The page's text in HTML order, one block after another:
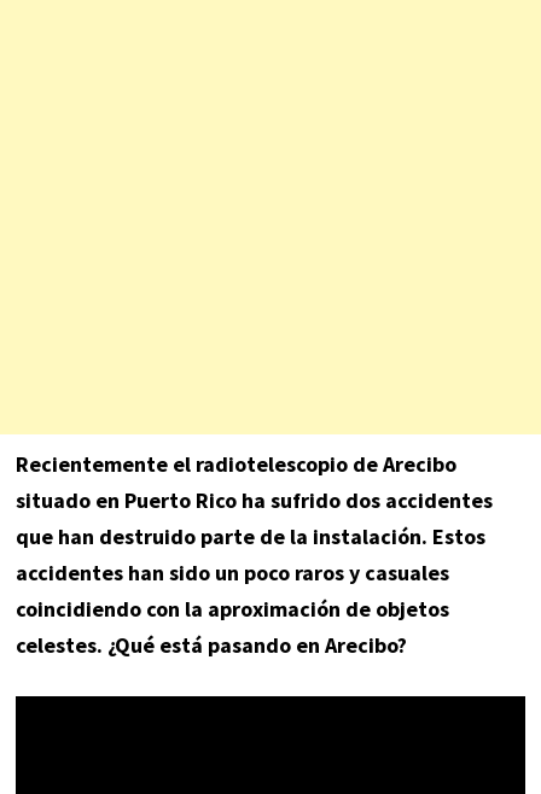
Recientemente el radiotelescopio de Arecibo
situado en Puerto Rico ha sufrido dos accidentes
que han destruido parte de la instalación. Estos
accidentes han sido un poco raros y casuales
coincidiendo con la aproximación de objetos
celestes. ¿Qué está pasando en Arecibo?